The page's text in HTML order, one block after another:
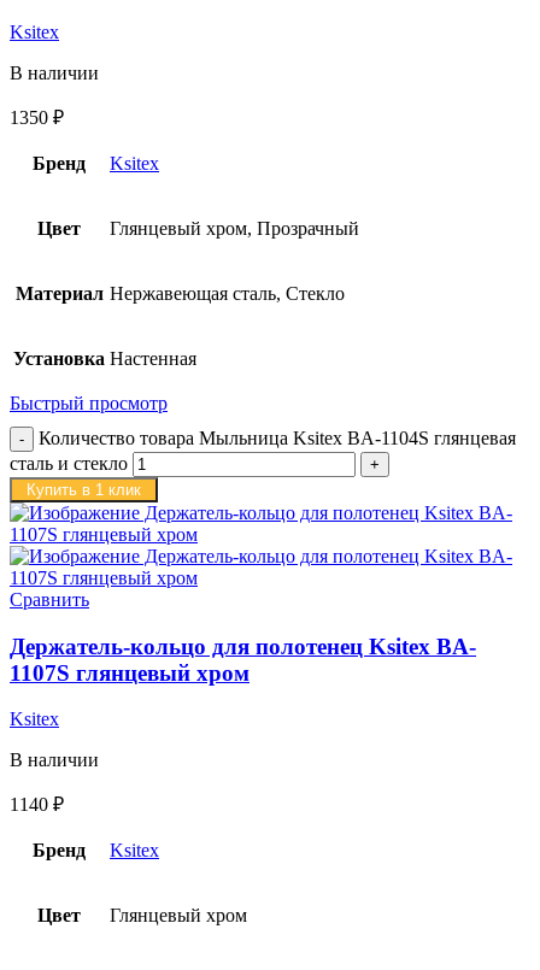
Ksitex
В наличии
1350 ₽
Бренд Ksitex
Цвет Глянцевый хром, Прозрачный
Материал Нержавеющая сталь, Стекло
Установка Настенная
Быстрый просмотр
Количество товара Мыльница Ksitex BA-1104S глянцевая
сталь и стекло
Купить в 1 клик
Сравнить
Держатель-кольцо для полотенец Ksitex BA-
1107S глянцевый хром
Ksitex
В наличии
1140 ₽
Бренд Ksitex
Цвет Глянцевый хром